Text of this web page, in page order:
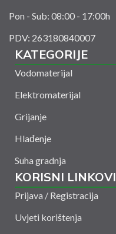
Pon - Sub: 08:00 - 17:00h
PDV: 263180840007
KATEGORIJE
Vodomaterijal
Elektromaterijal
Grijanje
Hlađenje
Suha gradnja
KORISNI LINKOVI
Prijava / Registracija
Uvjeti korištenja